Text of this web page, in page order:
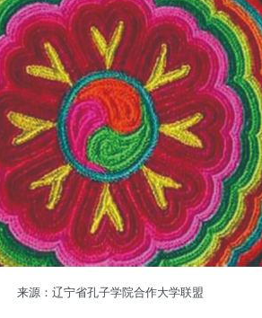
来源：辽宁省孔子学院合作大学联盟